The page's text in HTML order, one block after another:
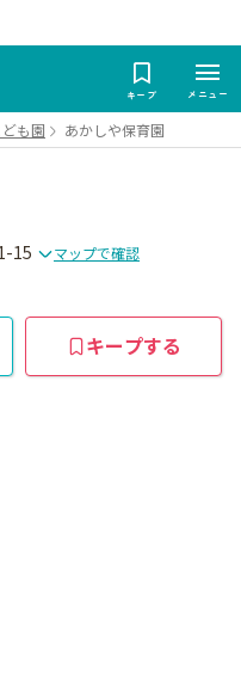
キープ メニュー
も園 あかしや保育園
15 マップで確認
キープする